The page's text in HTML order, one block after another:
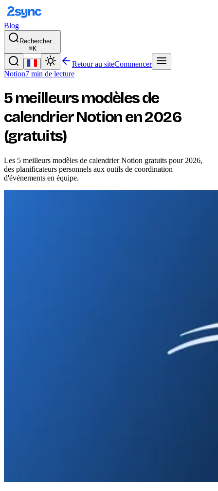
Blog
Rechercher...
⌘K
Retour au siteCommencer
Notion7 min de lecture
5 meilleurs modèles de
calendrier Notion en 2026
(gratuits)
Les 5 meilleurs modèles de calendrier Notion gratuits pour 2026,
des planificateurs personnels aux outils de coordination
d'événements en équipe.